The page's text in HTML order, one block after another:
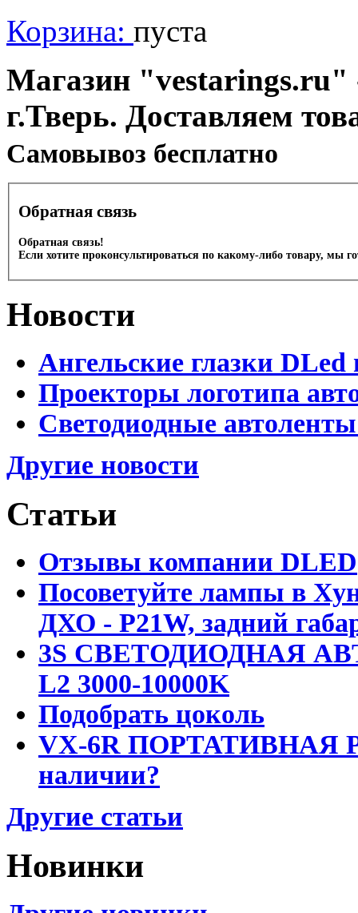
Корзина: пуста
Магазин "vestarings.ru"
г.Тверь. Доставляем
Cамовывоз бесплатно
Обратная связь
Обратная связь!
Если хотите проконсультироваться по какому-либо товару, мы
Новости
Ангельские глазки DLed
Проекторы логотипа
Светодиодные
Другие новости
Статьи
Отзывы компании DLED
Посоветуйте лампы в
ДХО - P21W, задний
3S СВЕТОДИОДНАЯ
L2 3000-10000K
Подобрать цоколь
VX-6R ПОРТАТИВНАЯ
наличии?
Другие статьи
Новинки